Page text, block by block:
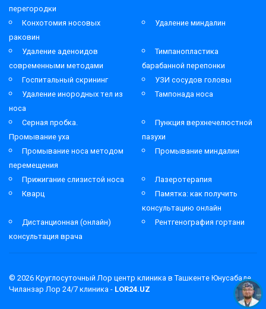
перегородки
Конхотомия носовых
раковин
Удаление миндалин
Удаление аденоидов
современными методами
Тимпанопластика
барабанной перепонки
Госпитальный скрининг
УЗИ сосудов головы
Удаление инородных тел из
носа
Тампонада носа
Серная пробка.
Промывание уха
Пункция верхнечелюстной
пазухи
Промывание носа методом
перемещения
Промывание миндалин
Прижигание слизистой носа
Лазеротерапия
Кварц
Памятка: как получить
консультацию онлайн
Дистанционная (онлайн)
консультация врача
Рентгенография гортани
© 2026 Круглосуточный Лор центр клиника в Ташкенте Юнусабаде
Чиланзар Лор 24/7 клиника - LOR24.UZ